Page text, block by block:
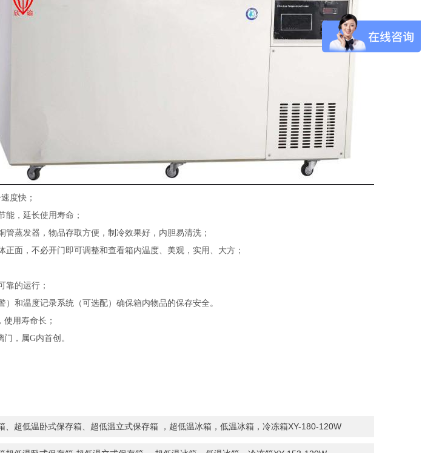
度快；
能，延长使用寿命；
蒸发器，物品存取方便，制冷效果好，内胆易清洗；
正面，不必开门即可调整和查看箱内温度、美观，实用、大方；
靠的运行；
和温度记录系统（可选配）确保箱内物品的保存安全。
用寿命长；
，属G内首创。
、超低温卧式保存箱、超低温立式保存箱 ，超低温冰箱，低温冰箱，冷冻箱XY-180-120W